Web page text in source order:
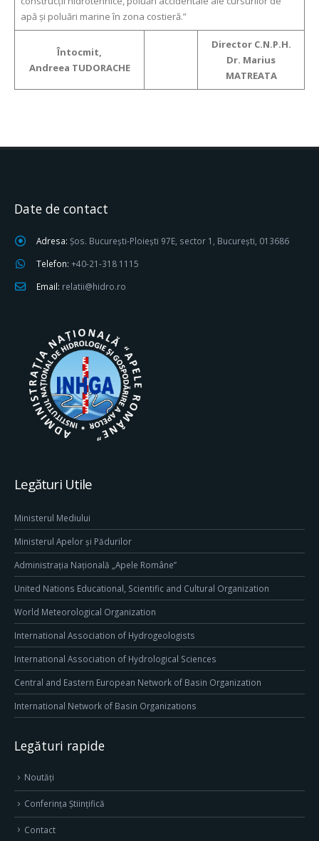
apă și poluări marine în zona costieră.”
Întocmit,
Andreea TUDORACHE
Director C.N.P.H.
Dr. Marius
MATREATA
Date de contact
Adresa: Șos. București-Ploiești 97E, sector 1, București, 013686
Telefon: +40-21-318 1115
Email: relatii@hidro.ro
Legături Utile
Ministerul Mediului
Ministerul Apelor și Pădurilor
Administrația Națională „Apele Române”
United Nations Educational, Scientific and Cultural Organization
World Meteorological Organization
International Association of Hydrogeologists
International Association of Hydrological Sciences
Central and Eastern European Network of Basin Organization
International Network of Basin Organizations
Legături rapide
Noutăți
Conferința Științifică
Contact